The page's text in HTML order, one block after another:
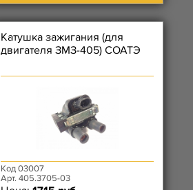
Катушка зажигания (для
двигателя ЗМЗ-405) СОАТЭ
Код 03007
Арт. 405.3705-03